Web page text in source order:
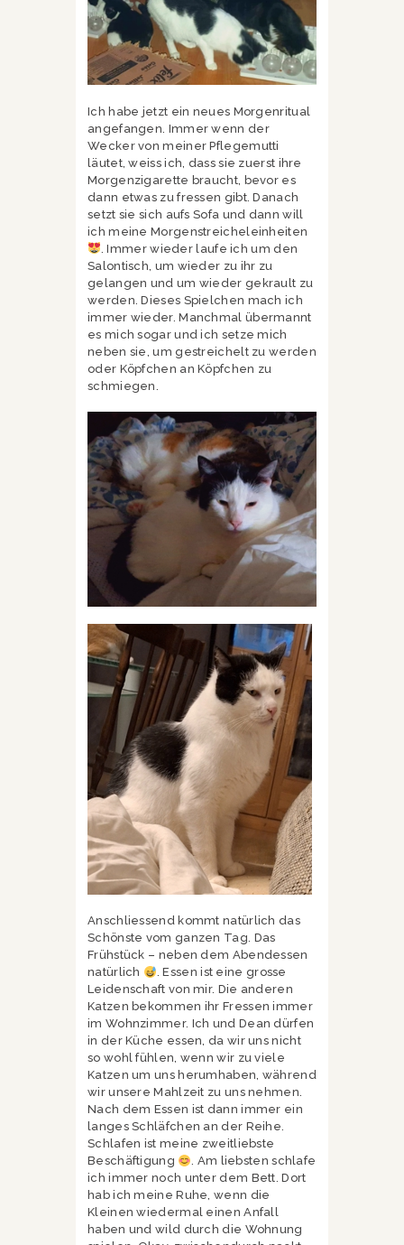
Ich habe jetzt ein neues Morgenritual
angefangen. Immer wenn der
Wecker von meiner Pflegemutti
läutet, weiss ich, dass sie zuerst ihre
Morgenzigarette braucht, bevor es
dann etwas zu fressen gibt. Danach
setzt sie sich aufs Sofa und dann will
ich meine Morgenstreicheleinheiten
. Immer wieder laufe ich um den
Salontisch, um wieder zu ihr zu
gelangen und um wieder gekrault zu
werden. Dieses Spielchen mach ich
immer wieder. Manchmal übermannt
es mich sogar und ich setze mich
neben sie, um gestreichelt zu werden
oder Köpfchen an Köpfchen zu
schmiegen.
Anschliessend kommt natürlich das
Schönste vom ganzen Tag. Das
Frühstück – neben dem Abendessen
natürlich
. Essen ist eine grosse
Leidenschaft von mir. Die anderen
Katzen bekommen ihr Fressen immer
im Wohnzimmer. Ich und Dean dürfen
in der Küche essen, da wir uns nicht
so wohl fühlen, wenn wir zu viele
Katzen um uns herumhaben, während
wir unsere Mahlzeit zu uns nehmen.
Nach dem Essen ist dann immer ein
langes Schläfchen an der Reihe.
Schlafen ist meine zweitliebste
Beschäftigung
. Am liebsten schlafe
ich immer noch unter dem Bett. Dort
hab ich meine Ruhe, wenn die
Kleinen wiedermal einen Anfall
haben und wild durch die Wohnung